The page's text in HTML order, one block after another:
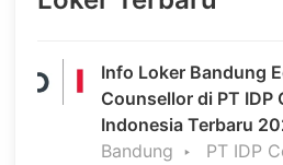
Info Loker Bandung
Counsellor di PT IDP
Indonesia Terbaru
Bandung
PT IDP